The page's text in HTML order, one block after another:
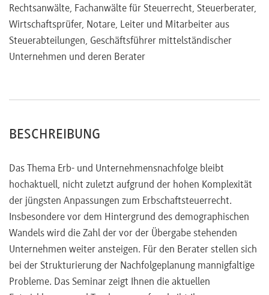
Vorbehaltsnießbrauch
Neueste Gesetzgebung und Rechtsprechung, u. a.
Übertragung, Gesamtplan, Trennungstheorie
OFD-Verfügungen
Erbschaftsteuerrecht
Im Fokus: Gestaltungen zur Minimierung von Erbschaft- und
Schenkung- steuer
Optimierung von Nachlassverbindlichkeiten (effiziente
Schuldenallokation)
Handlungsalternativen bzw. Vermeidungsstrategien zu §
7 Abs. 8 ErbStG
Taktische Ausschlagung, Anerkennung formunwirksamer
Testamente
Rechtsanwälte, Fachanwälte für Steuerrecht, Steuerberater,
Wirtschaftsprüfer, Notare, Leiter und Mitarbeiter aus
Steuerabteilungen, Geschäftsführer mittelständischer
Unternehmen und deren Berater
BESCHREIBUNG
Das Thema Erb- und Unternehmensnachfolge bleibt
hochaktuell, nicht zuletzt aufgrund der hohen Komplexität
der jüngsten Anpassungen zum Erbschaftsteuerrecht.
Insbesondere vor dem Hintergrund des demographischen
Wandels wird die Zahl der vor der Übergabe stehenden
Unternehmen weiter ansteigen. Für den Berater stellen sich
bei der Strukturierung der Nachfolgeplanung mannigfaltige
Probleme. Das Seminar zeigt Ihnen die aktuellen